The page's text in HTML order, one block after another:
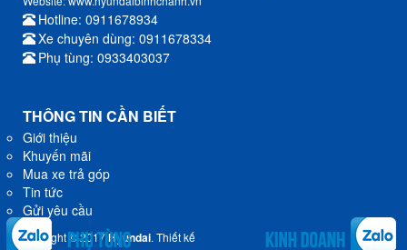
Hotline: 0911678934
Xe chuyên dùng: 0911678334
Phụ tùng: 0933403037
THÔNG TIN CẦN BIẾT
Giới thiệu
Khuyến mãi
Mua xe trả góp
Tin tức
Gửi yêu cầu
Copyright © 2017Hyundai. Thiết kế